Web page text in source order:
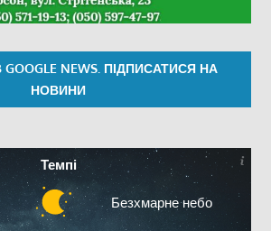
NEWS. ПІДПИСАТИСЯ НА
НОВИНИ
Темпі
Безхмарне небо